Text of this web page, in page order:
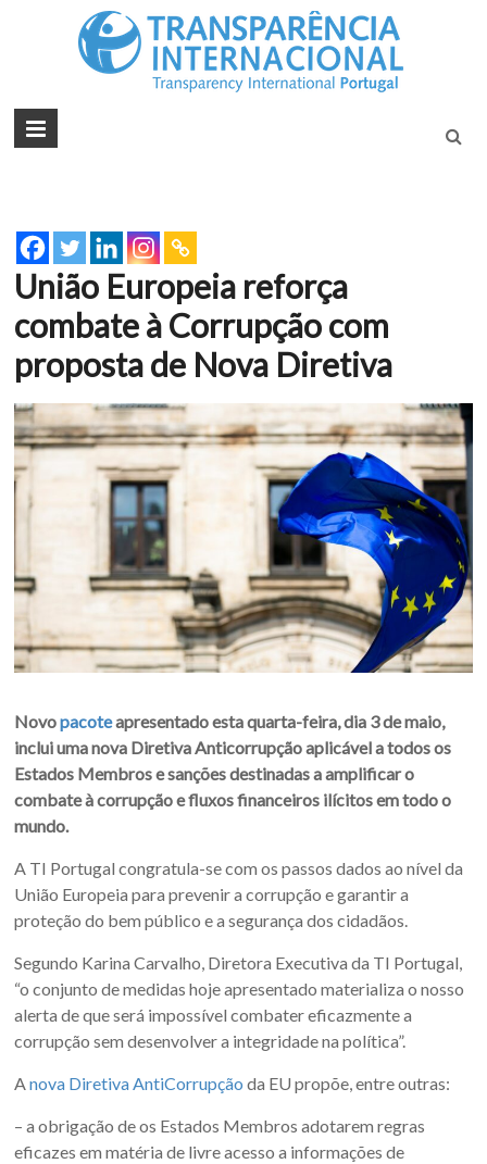
União Europeia reforça
combate à Corrupção com
proposta de Nova Diretiva
Novopacoteapresentado esta quarta-feira, dia 3 de maio,
inclui uma nova Diretiva Anticorrupção aplicável a todos os
Estados Membros e sanções destinadas a amplificar o
combate à corrupção e fluxos financeiros ilícitos em todo o
mundo.
A TI Portugal congratula-se com os passos dados ao nível da
União Europeia para prevenir a corrupção e garantir a
proteção do bem público e a segurança dos cidadãos.
Segundo Karina Carvalho, Diretora Executiva da TI Portugal,
“o conjunto de medidas hoje apresentado materializa o nosso
alerta de que será impossível combater eficazmente a
corrupção sem desenvolver a integridade na política”.
Anova Diretiva AntiCorrupção da EU propõe, entre outras:
– a obrigação de os Estados Membros adotarem regras
eficazes em matéria de livre acesso a informações de